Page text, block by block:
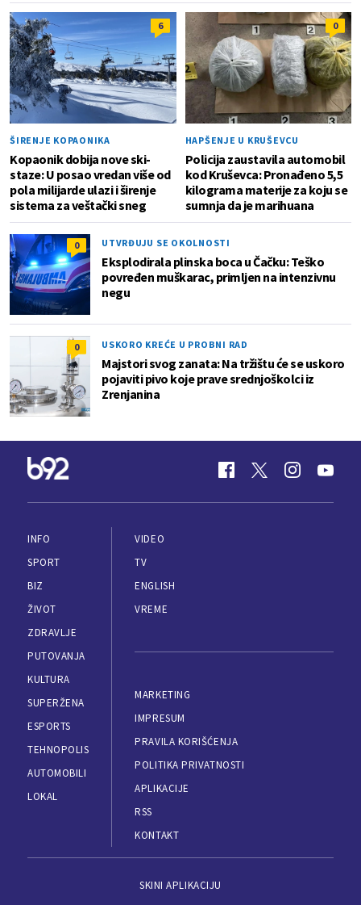
6
ŠIRENJE KOPAONIKA
Kopaonik dobija nove ski-
staze: U posao vredan više od
pola milijarde ulazi i širenje
sistema za veštački sneg
0
HAPŠENJE U KRUŠEVCU
Policija zaustavila automobil
kod Kruševca: Pronađeno 5,5
kilograma materije za koju se
sumnja da je marihuana
0 UTVRĐUJU SE OKOLNOSTI
Eksplodirala plinska boca u Čačku: Teško
povređen muškarac, primljen na intenzivnu
negu
0 USKORO KREĆE U PROBNI RAD
Majstori svog zanata: Na tržištu će se uskoro
pojaviti pivo koje prave srednjoškolci iz
Zrenjanina
INFO
SPORT
BIZ
ŽIVOT
ZDRAVLJE
PUTOVANJA
KULTURA
SUPERŽENA
ESPORTS
TEHNOPOLIS
AUTOMOBILI
LOKAL
VIDEO
TV
ENGLISH
VREME
MARKETING
IMPRESUM
PRAVILA KORIŠĆENJA
POLITIKA PRIVATNOSTI
APLIKACIJE
RSS
KONTAKT
SKINI APLIKACIJU